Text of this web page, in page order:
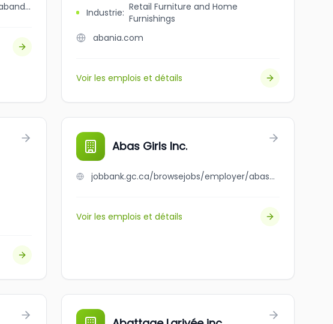
jobbank.gc.ca/browsejobs/employer/abandoned+rail+brewing+company+inc./ca Industrie: Retail Furniture and Home
Furnishings
abania.com
Voir les emplois et détails
Abas Girls Inc.
jobbank.gc.ca/browsejobs/employer/abas+girls+inc./ca
Voir les emplois et détails